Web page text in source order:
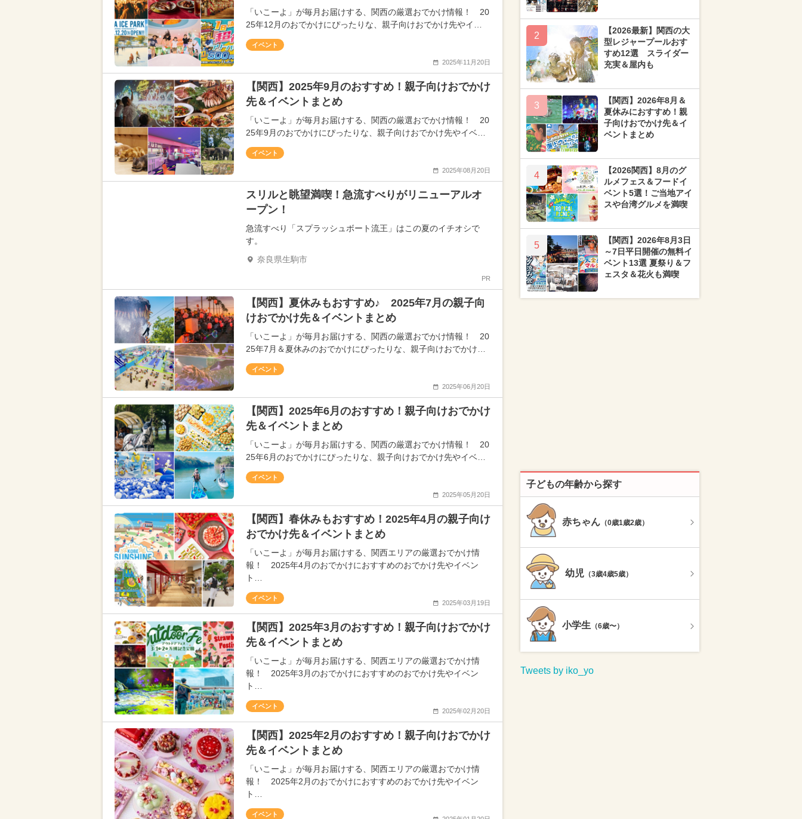
「いこーよ」が毎月お届けする、関西の厳選おでかけ情報！ 20
25年12月のおでかけにぴったりな、親子向けおでかけ先やイ…
イベント
2025年11月20日
【関西】2025年9月のおすすめ！親子向けおでかけ
先＆イベントまとめ
「いこーよ」が毎月お届けする、関西の厳選おでかけ情報！ 20
25年9月のおでかけにぴったりな、親子向けおでかけ先やイベ…
イベント
2025年08月20日
スリルと眺望満喫！急流すべりがリニューアルオ
ープン！
急流すべり「スプラッシュボート流王」はこの夏のイチオシで
す。
奈良県生駒市
PR
【関西】夏休みもおすすめ♪ 2025年7月の親子向
けおでかけ先＆イベントまとめ
「いこーよ」が毎月お届けする、関西の厳選おでかけ情報！ 20
25年7月＆夏休みのおでかけにぴったりな、親子向けおでかけ…
イベント
2025年06月20日
【関西】2025年6月のおすすめ！親子向けおでかけ
先＆イベントまとめ
「いこーよ」が毎月お届けする、関西の厳選おでかけ情報！ 20
25年6月のおでかけにぴったりな、親子向けおでかけ先やイベ…
イベント
2025年05月20日
【関西】春休みもおすすめ！2025年4月の親子向け
おでかけ先＆イベントまとめ
「いこーよ」が毎月お届けする、関西エリアの厳選おでかけ情
報！ 2025年4月のおでかけにおすすめのおでかけ先やイベン
ト…
イベント
2025年03月19日
【関西】2025年3月のおすすめ！親子向けおでかけ
先＆イベントまとめ
「いこーよ」が毎月お届けする、関西エリアの厳選おでかけ情
報！ 2025年3月のおでかけにおすすめのおでかけ先やイベン
ト…
イベント
2025年02月20日
【関西】2025年2月のおすすめ！親子向けおでかけ
先＆イベントまとめ
「いこーよ」が毎月お届けする、関西エリアの厳選おでかけ情
報！ 2025年2月のおでかけにおすすめのおでかけ先やイベン
ト…
イベント
2
【2026最新】関西の大
型レジャープールおす
すめ12選 スライダー
充実＆屋内も
3
【関西】2026年8月＆
夏休みにおすすめ！親
子向けおでかけ先＆イ
ベントまとめ
4
【2026関西】8月のグ
ルメフェス＆フードイ
ベント5選！ご当地アイ
スや台湾グルメを満喫
5
【関西】2026年8月3日
～7日平日開催の無料イ
ベント13選 夏祭り＆フ
ェスタ＆花火も満喫
子どもの年齢から探す
赤ちゃん （0歳1歳2歳）
幼児 （3歳4歳5歳）
小学生 （6歳〜）
Tweets by iko_yo